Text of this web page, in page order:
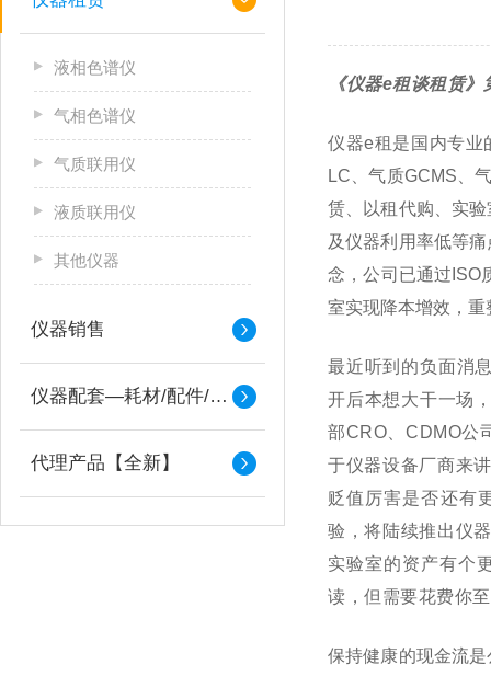
液相色谱仪
气相色谱仪
气质联用仪
液质联用仪
其他仪器
仪器销售
仪器配套—耗材/配件/备件
代理产品【全新】
《仪器e租谈租赁》
仪器e租是国内专业
LC 、气质GCMS 、
赁、以租代购、实
及仪器利用率低等
念，公司已通过 ISO
室实现降本增效，
最近听到的负面消
开后本想大干一场
部CRO 、CDMO公
于仪器设备厂商来
贬值厉害是否还有
验，将陆续推出仪
实验室的资产有个
读，但需要花费你
保持健康的现金流是